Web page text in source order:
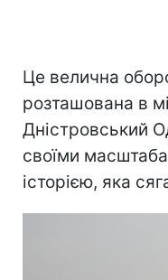
Це велична
розташована в
Дністровський
своїми
історією, яка